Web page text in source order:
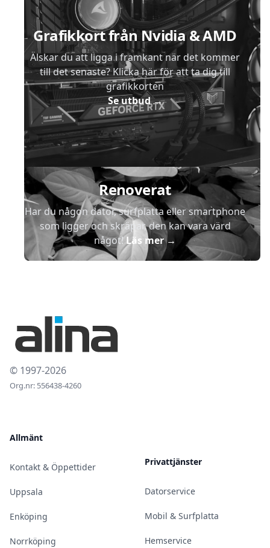
Grafikkort från Nvidia & AMD
Älskar du att ligga i framkant när det kommer
till det senaste? Klicka här för att ta dig till
grafikkorten
Se utbud→
Renoverat
Har du någon dator, surfplatta eller smartphone
som ligger och skräpar, den kan vara värd
något!Läs mer→
© 1997-2026
Org.nr: 556438-4260
Allmänt
Kontakt & Öppettider
Uppsala
Enköping
Norrköping
Privattjänster
Datorservice
Mobil & Surfplatta
Hemservice